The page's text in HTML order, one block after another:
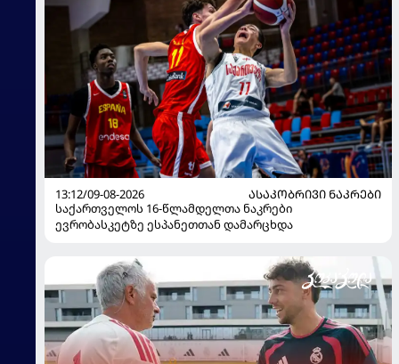
13:12/09-08-2026
ᲐᲡᲐᲙᲝᲑᲠᲘᲕᲘ ᲜᲐᲙᲠᲔᲑᲘ
საქართველოს 16-წლამდელთა ნაკრები
ევრობასკეტზე ესპანეთთან დამარცხდა